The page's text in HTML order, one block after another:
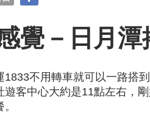
覺－日月潭
不用轉車就可以一路搭
客中心大約是11點左右，